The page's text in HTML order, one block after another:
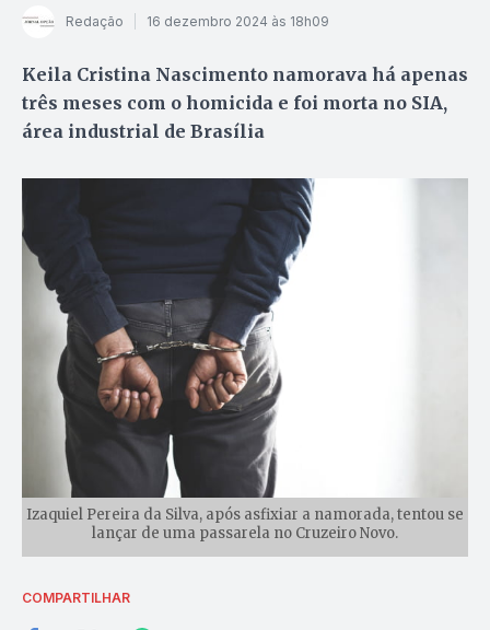
Redação 16 dezembro 2024 às 18h09
Keila Cristina Nascimento namorava há apenas
três meses com o homicida e foi morta no SIA,
área industrial de Brasília
Izaquiel Pereira da Silva, após asfixiar a namorada, tentou se
lançar de uma passarela no Cruzeiro Novo.
COMPARTILHAR